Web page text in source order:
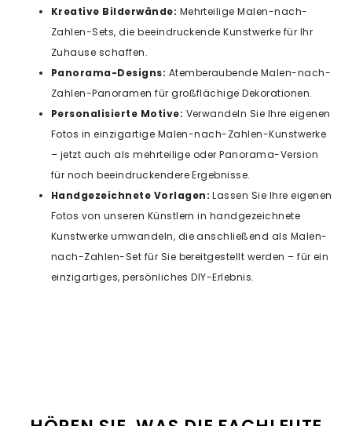
Kreative Bilderwände: Mehrteilige Malen-nach-
Zahlen-Sets, die beeindruckende Kunstwerke für Ihr
Zuhause schaffen.
Panorama-Designs: Atemberaubende Malen-nach-
Zahlen-Panoramen für großflächige Dekorationen.
Personalisierte Motive: Verwandeln Sie Ihre eigenen
Fotos in einzigartige Malen-nach-Zahlen-Kunstwerke
– jetzt auch als mehrteilige oder Panorama-Version
für noch beeindruckendere Ergebnisse.
Handgezeichnete Vorlagen: Lassen Sie Ihre eigenen
Fotos von unseren Künstlern in handgezeichnete
Kunstwerke umwandeln, die anschließend als Malen-
nach-Zahlen-Set für Sie bereitgestellt werden – für ein
einzigartiges, persönliches DIY-Erlebnis.